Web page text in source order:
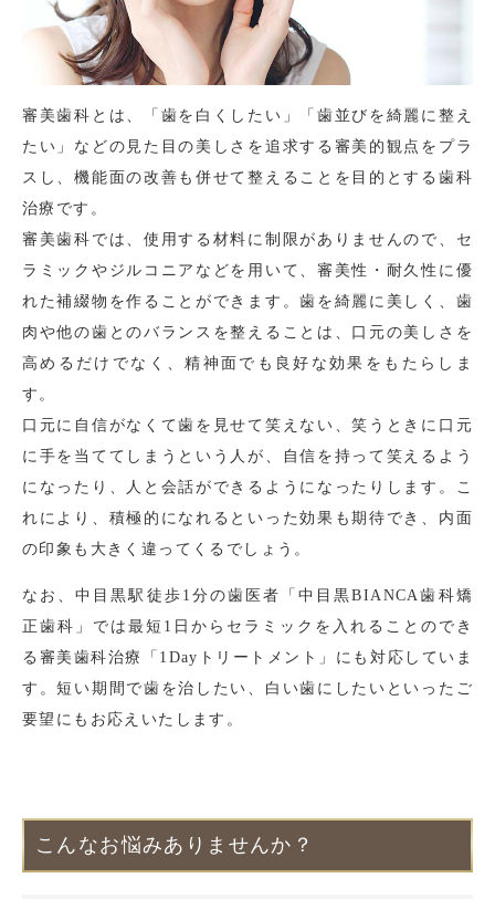
審美歯科とは、「歯を白くしたい」「歯並びを綺麗に整え
たい」などの見た目の美しさを追求する審美的観点をプラ
スし、機能面の改善も併せて整えることを目的とする歯科
治療です。
審美歯科では、使用する材料に制限がありませんので、セ
ラミックやジルコニアなどを用いて、審美性・耐久性に優
れた補綴物を作ることができます。歯を綺麗に美しく、歯
肉や他の歯とのバランスを整えることは、口元の美しさを
高めるだけでなく、精神面でも良好な効果をもたらしま
す。
口元に自信がなくて歯を見せて笑えない、笑うときに口元
に手を当ててしまうという人が、自信を持って笑えるよう
になったり、人と会話ができるようになったりします。こ
れにより、積極的になれるといった効果も期待でき、内面
の印象も大きく違ってくるでしょう。
なお、中目黒駅徒歩1分の歯医者「中目黒BIANCA歯科矯
正歯科」では最短1日からセラミックを入れることのでき
る審美歯科治療「1Dayトリートメント」にも対応していま
す。短い期間で歯を治したい、白い歯にしたいといったご
要望にもお応えいたします。
こんなお悩みありませんか？